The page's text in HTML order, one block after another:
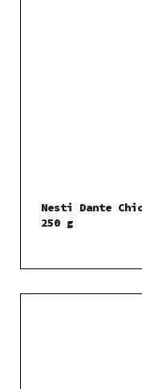
Nesti Dante
250 g